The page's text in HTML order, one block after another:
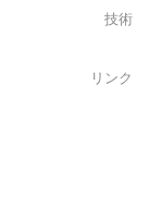
技術
リンク